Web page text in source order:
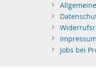
Impressum
Jobs bei